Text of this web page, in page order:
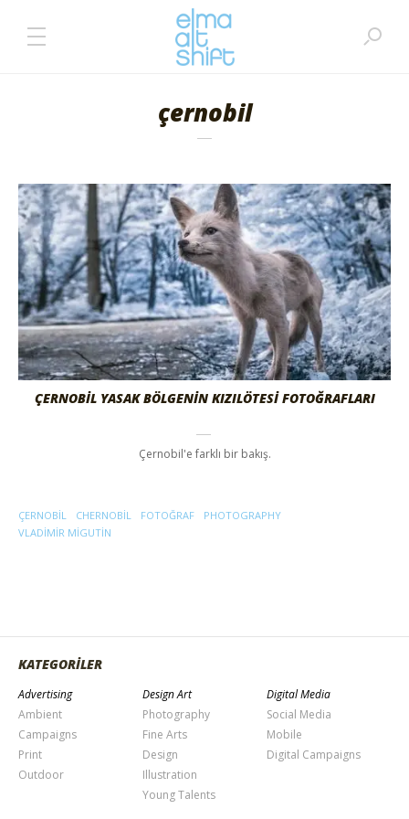
çernobil
ÇERNOBIL YASAK BÖLGENIN KIZILÖTESI FOTOĞRAFLARI
Çernobil'e farklı bir bakış.
ÇERNOBIL CHERNOBIL FOTOĞRAF
PHOTOGRAPHY
VLADIMIR MIGUTIN
KATEGORİLER
Advertising
Ambient
Campaigns
Print
Outdoor
Design Art
Photography
Fine Arts
Design
Illustration
Young Talents
Digital Media
Social Media
Mobile
Digital Campaigns